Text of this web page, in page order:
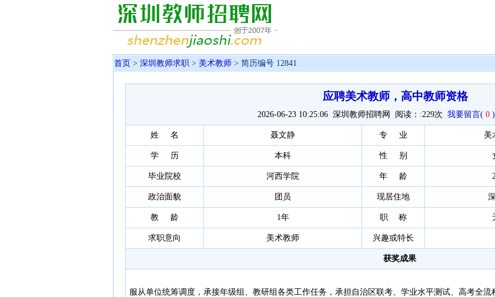
首页 > 深圳教师求职 > 美术教师 > 简历编号 12841
应聘美术教师，高中教师资格
2026-06-23 10:25:06 深圳教师招聘网 阅读：:229次 我要留言( 0 )
姓 名 聂文静 专 业 美
学 历 本科 性 别
毕业院校 河西学院 年 龄
政治面貌 团员 现居住地
教 龄 1年 职 称
求职意向 美术教师 兴趣或特长
获奖成果
服从单位统筹调度，承接年级组、教研组各类工作任务，承担自治区联考、学业水平测试、高考全流